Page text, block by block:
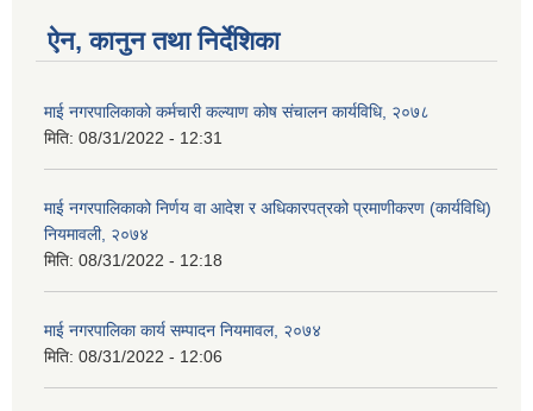
ऐन, कानुन तथा निर्देशिका
माई नगरपालिकाको कर्मचारी कल्याण कोष संचालन कार्यविधि, २०७८
मिति: 08/31/2022 - 12:31
माई नगरपालिकाको निर्णय वा आदेश र अधिकारपत्रको प्रमाणीकरण (कार्यविधि)
नियमावली, २०७४
मिति: 08/31/2022 - 12:18
माई नगरपालिका कार्य सम्पादन नियमावल, २०७४
मिति: 08/31/2022 - 12:06